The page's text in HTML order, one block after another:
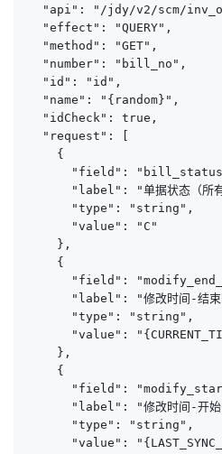
"api": "/jdy/v2/scm/
  "effect": "QUERY",
  "method": "GET",
  "number": "bill_no",
  "id": "id",
  "name": "{random}",
  "idCheck": true,
  "request": [
    {
"field":
"label": "单据状态（所
      "type": "string",
      "value": "C"
    },
    {
"field":
"label": "修改时间-结束
      "type": "string",
"value":
    },
    {
"field":
"label": "修改时间-开始
      "type": "string",
"value":